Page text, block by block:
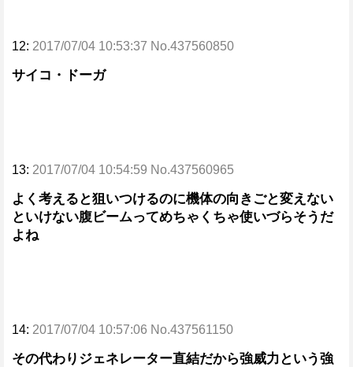
12: 2017/07/04 10:53:37 No.437560850
サイコ・ドーガ
13: 2017/07/04 10:54:59 No.437560965
よく考えると狙いつけるのに機体の向きごと変えない
といけない腹ビームってめちゃくちゃ使いづらそうだ
よね
14: 2017/07/04 10:57:06 No.437561150
その代わりジェネレーター直結だから強威力という強